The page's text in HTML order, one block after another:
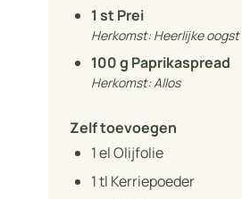
1 st Prei
Herkomst:Heerlijke oogst
100g Paprikaspread
Herkomst:Allos
Zelf toevoegen
1el Olijfolie
1tl Kerriepoeder